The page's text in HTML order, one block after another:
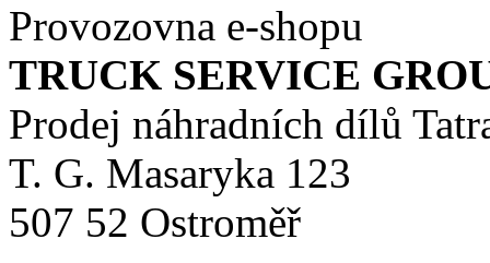
Provozovna e-shopu
TRUCK SERVICE
Prodej náhradních dílů
T. G. Masaryka 123
507 52 Ostroměř